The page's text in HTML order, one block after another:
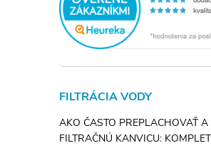
FILTRÁCIA VODY
AKO ČASTO PREPLACHOVAŤ A
FILTRAČNÚ KANVICU: